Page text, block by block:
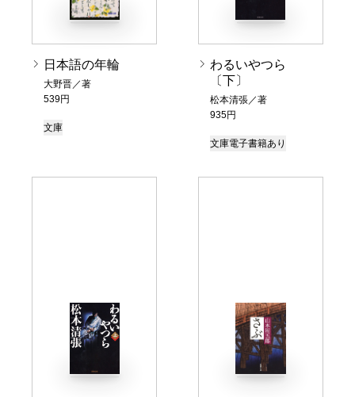
日本語の年輪
大野晋／著
539円
文庫
わるいやつら
〔下〕
松本清張／著
935円
文庫電子書籍あり